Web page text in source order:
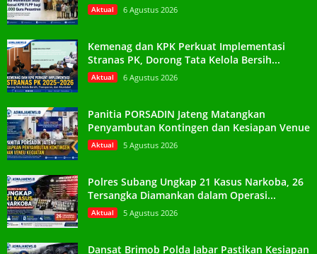
Aktual 6 Agustus 2026
Kemenag dan KPK Perkuat Implementasi
Stranas PK, Dorong Tata Kelola Bersih...
Aktual 6 Agustus 2026
Panitia PORSADIN Jateng Matangkan
Penyambutan Kontingen dan Kesiapan Venue
Aktual 5 Agustus 2026
Polres Subang Ungkap 21 Kasus Narkoba, 26
Tersangka Diamankan dalam Operasi...
Aktual 5 Agustus 2026
Dansat Brimob Polda Jabar Pastikan Kesiapan